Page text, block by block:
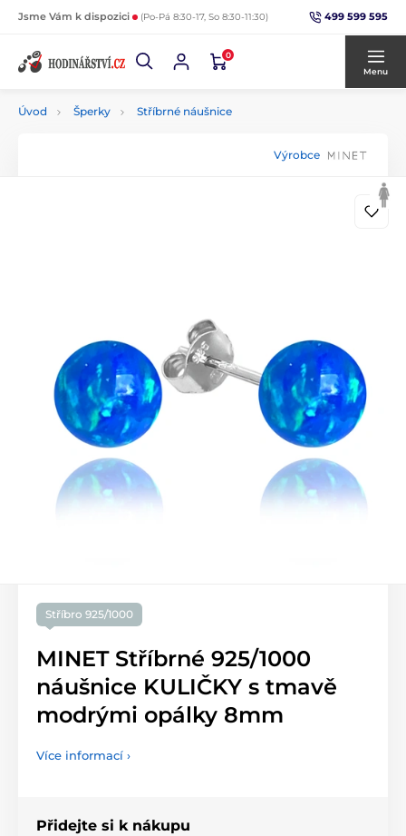
Jsme Vám k dispozici (Po-Pá 8:30-17, So 8:30-11:30) 499 599 595
0
Menu
Úvod Šperky Stříbrné náušnice
Výrobce
Stříbro 925/1000
MINET Stříbrné 925/1000
náušnice KULIČKY s tmavě
modrými opálky 8mm
Více informací ›
Přidejte si k nákupu